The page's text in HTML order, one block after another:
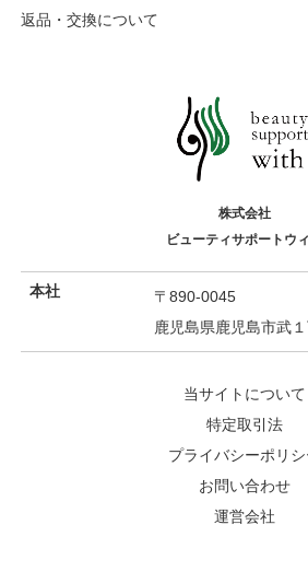
返品・交換について
株式会社
ビューティサポートウ
本社
〒890-0045
鹿児島県鹿児島市武
当サイトについて
特定取引法
プライバシーポリシ
お問い合わせ
運営会社